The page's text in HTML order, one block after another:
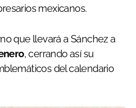
mexicanos.
que llevará a Sánchez a
, cerrando así su
del calendario